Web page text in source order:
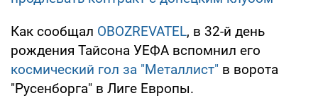
Как сообщал OBOZREVATEL, в 32-й день
рождения Тайсона УЕФА вспомнил его
космический гол за "Металлист" в ворота
"Русенборга" в Лиге Европы.